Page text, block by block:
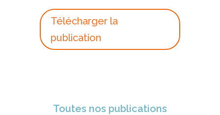
Télécharger la
publication
Toutes nos publications